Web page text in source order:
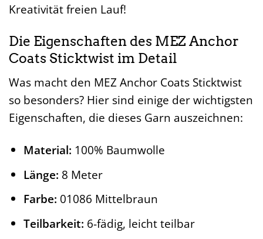
Kreativität freien Lauf!
Die Eigenschaften des MEZ Anchor
Coats Sticktwist im Detail
Was macht den MEZ Anchor Coats Sticktwist
so besonders? Hier sind einige der wichtigsten
Eigenschaften, die dieses Garn auszeichnen:
Material: 100% Baumwolle
Länge: 8 Meter
Farbe: 01086 Mittelbraun
Teilbarkeit: 6-fädig, leicht teilbar